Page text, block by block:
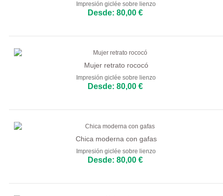
Impresión giclée sobre lienzo
Desde: 80,00 €
Mujer retrato rococó
Impresión giclée sobre lienzo
Desde: 80,00 €
Chica moderna con gafas
Impresión giclée sobre lienzo
Desde: 80,00 €